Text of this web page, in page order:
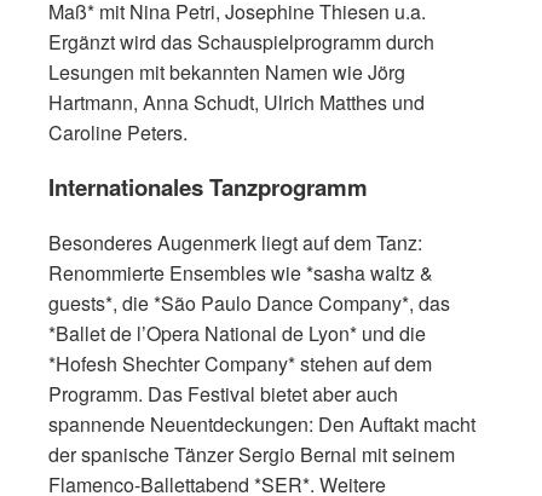
Maß* mit Nina Petri, Josephine Thiesen u.a.
Ergänzt wird das Schauspielprogramm durch
Lesungen mit bekannten Namen wie Jörg
Hartmann, Anna Schudt, Ulrich Matthes und
Caroline Peters.
Internationales Tanzprogramm
Besonderes Augenmerk liegt auf dem Tanz:
Renommierte Ensembles wie *sasha waltz &
guests*, die *São Paulo Dance Company*, das
*Ballet de l’Opera National de Lyon* und die
*Hofesh Shechter Company* stehen auf dem
Programm. Das Festival bietet aber auch
spannende Neuentdeckungen: Den Auftakt macht
der spanische Tänzer Sergio Bernal mit seinem
Flamenco-Ballettabend *SER*. Weitere